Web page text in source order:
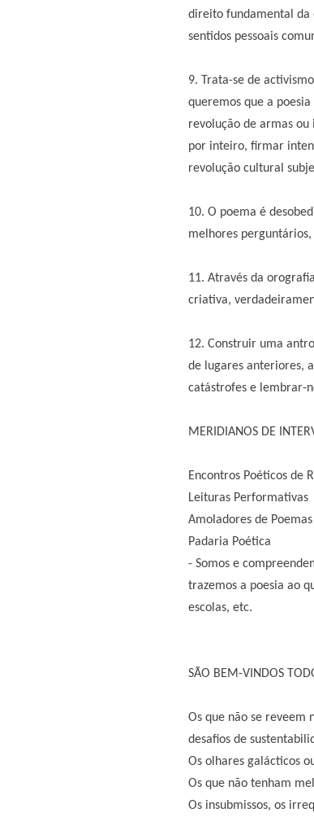
direito fundamental da
sentidos pessoais
9. Trata-se de
queremos que a
revolução de armas ou
por inteiro, firmar
revolução cultural
10. O poema é
melhores
11. Através da
criativa,
12. Construir uma
de lugares anteriores,
catástrofes e lembrar-
MERIDIANOS DE
Encontros Poéticos de
Leituras Performativas
Amoladores de Poemas
Padaria Poética
- Somos e
trazemos a poesia ao
escolas, etc.
SÃO BEM-VINDOS
Os que não se reveem
desafios de
Os olhares galácticos
Os que não tenham
Os insubmissos, os